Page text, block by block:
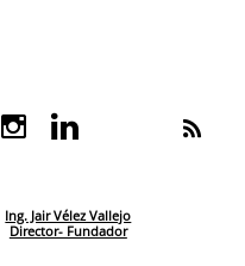
  
Ing. Jair Vélez Vallejo
Director- Fundador